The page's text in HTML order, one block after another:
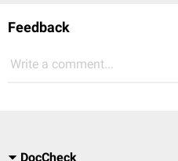
Feedback
Write a comment...
DocCheck